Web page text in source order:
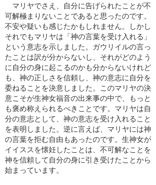
マリヤでさえ、自分に告げられたことが不
可解極まりないことであると思ったのです。
不安や疑いも感じたかもしれません。しかし
それでもマリヤは「神の言葉を受け入れる」
という意志を示しました。ガウリイルの言っ
たことは訳が分からないし、それがどのよう
に自分の身に起こるのかも分からないけれど
も、神の正しさを信頼し、神の意志に自分を
委ねることを決意しました。このマリヤの決
意こそが生神女福音の出来事の中で、もっと
も褒め称えられるべきことです。マリヤは自
分の意志として、神の意志を受け入れること
を表明しました。逆に言えば、マリヤには神
の言葉を拒む自由もあったのです。生神女が
イイススを懐妊したことは、不可解なことを
神を信頼して自分の身に引き受けたことから
始まっています。